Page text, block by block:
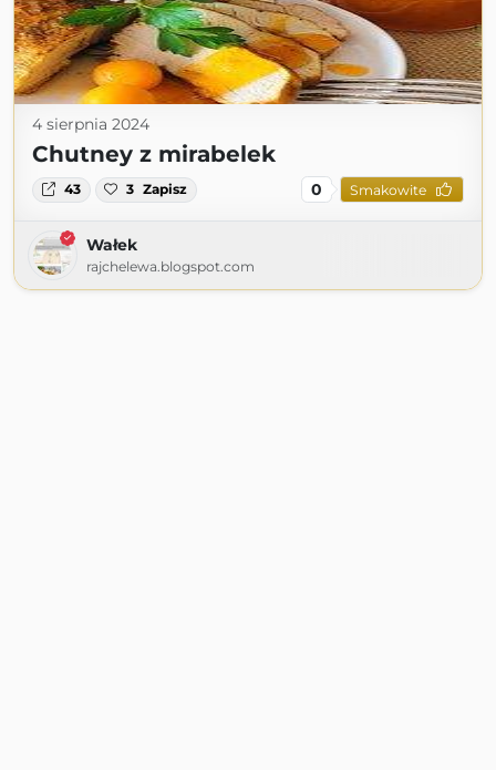
4 sierpnia 2024
Chutney z mirabelek
43 3 Zapisz 0 Smakowite
Wałek
rajchelewa.blogspot.com